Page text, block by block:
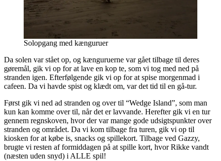
Solopgang med kænguruer
Da solen var stået op, og kænguruerne var gået tilbage til deres
gøremål, gik vi op for at lave en kop te, som vi tog med ned på
stranden igen. Efterfølgende gik vi op for at spise morgenmad i
cafeen. Da vi havde spist og klædt om, var det tid til en gå-tur.
Først gik vi ned ad stranden og over til “Wedge Island”, som man
kun kan komme over til, når det er lavvande. Herefter gik vi en tur
gennem regnskoven, hvor der var mange gode udsigtspunkter over
stranden og området. Da vi kom tilbage fra turen, gik vi op til
kiosken for at købe is, snacks og spillekort. Tilbage ved Gazzy,
brugte vi resten af formiddagen på at spille kort, hvor Rikke vandt
(næsten uden snyd) i ALLE spil!